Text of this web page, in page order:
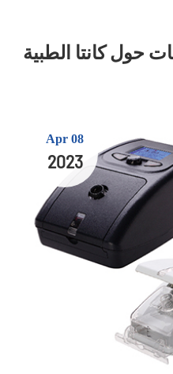
حول كانتا الطبية
Apr 08
2023